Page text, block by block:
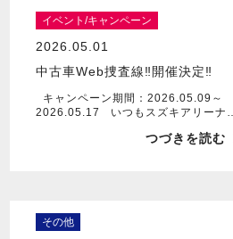
イベント/キャンペーン
2026.05.01
中古車Web捜査線‼開催決定‼
キャンペーン期間：2026.05.09～
2026.05.17 いつもスズキアリーナ…
つづきを読む
その他